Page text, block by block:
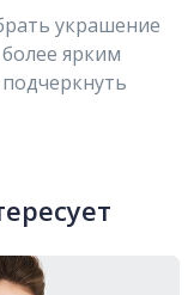
украшение
ярким